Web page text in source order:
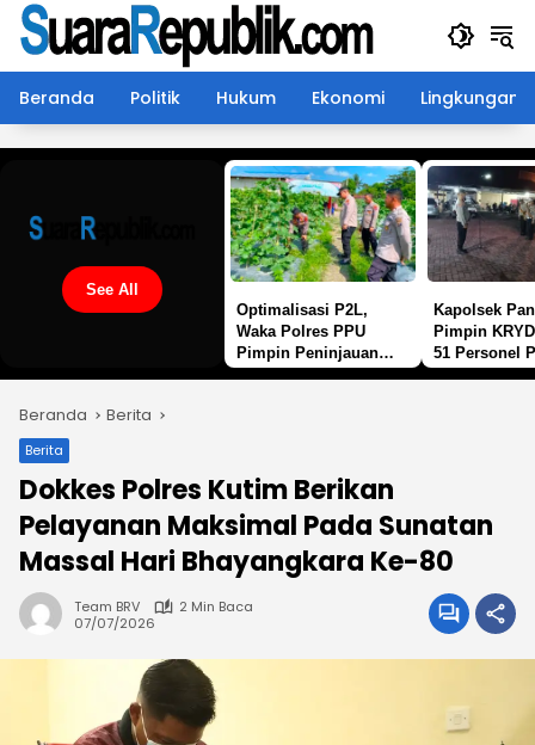
Langsung
konten
Beranda
Politik Hukum Ekonomi Lingkungan
See All
Optimalisasi P2L,
Waka Polres PPU
Pimpin Peninjauan
Kapolsek
Pimpin
51 Personel
Beranda Berita
Berita
Dokkes Polres Kutim Berikan
Pelayanan Maksimal Pada Sunatan
Massal Hari Bhayangkara Ke-80
Team BRV
2 Min Baca
07/07/2026